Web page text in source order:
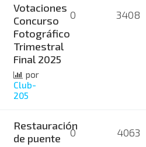
Votaciones
Concurso
Fotográfico
Trimestral
Final 2025
por
Club-
205
0 3408
Restauración
de puente
0 4063